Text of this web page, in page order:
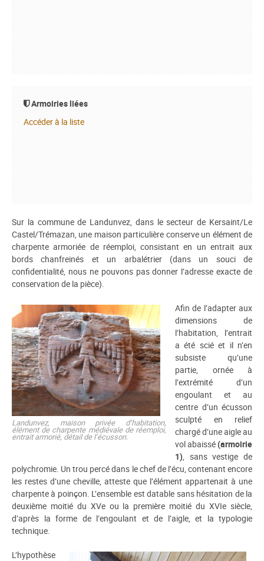
Armoiries liées
Accéder à la liste
Sur la commune de Landunvez, dans le secteur de Kersaint/Le
Castel/Trémazan, une maison particulière conserve un élément de
charpente armoriée de réemploi, consistant en un entrait aux
bords chanfreinés et un arbalétrier (dans un souci de
confidentialité, nous ne pouvons pas donner l’adresse exacte de
conservation de la pièce).
Landunvez, maison privée d’habitation,
élément de charpente médiévale de réemploi,
entrait armorié, détail de l’écusson.
Afin de l’adapter aux
dimensions de
l’habitation, l’entrait
a été scié et il n’en
subsiste qu’une
partie, ornée à
l’extrémité d’un
engoulant et au
centre d’un écusson
sculpté en relief
chargé d’une aigle au
vol abaissé (armoirie
1), sans vestige de
polychromie. Un trou percé dans le chef de l’écu, contenant encore
les restes d’une cheville, atteste que l’élément appartenait à une
charpente à poinçon. L’ensemble est datable sans hésitation de la
deuxième moitié du XVe ou la première moitié du XVIe siècle,
d’après la forme de l’engoulant et de l’aigle, et la typologie
technique.
L’hypothèse